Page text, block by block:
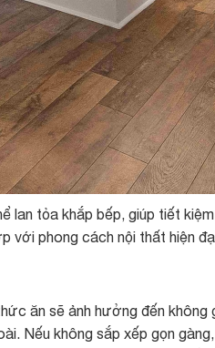
lan tỏa khắp bếp, giúp tiết kiệm
với phong cách nội thất hiện
ăn sẽ ảnh hưởng đến không
Nếu không sắp xếp gọn